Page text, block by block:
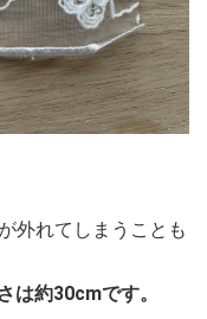
外れてしまうことも
は約30cmです。